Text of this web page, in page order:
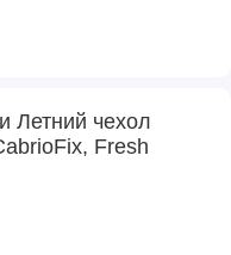
Летний чехол
Fresh